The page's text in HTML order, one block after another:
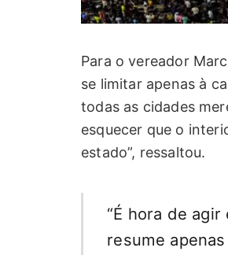
Para o vereador
se limitar apenas à
todas as cidades
esquecer que o
estado”, ressaltou.
“É hora de
resume